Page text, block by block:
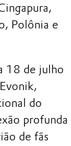
Polônia e
18 de julho
do
profunda
de fãs